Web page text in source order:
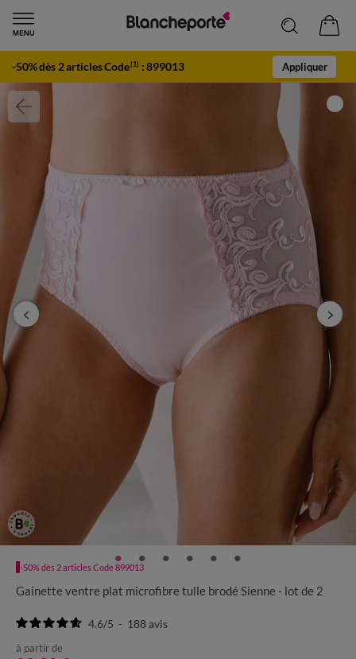
-50% dès 2 articles Code(1) :899013 Appliquer
-50% dès 2 articles Code 899013
Gainette ventre plat microfibre tulle brodé Sienne - lot de 2
4.6/5 - 188avis
à partir de